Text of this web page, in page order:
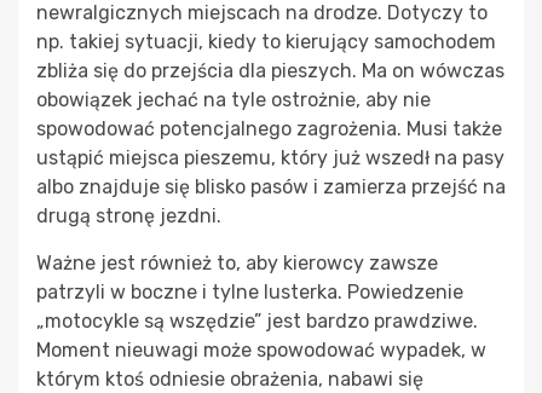
newralgicznych miejscach na drodze. Dotyczy to
np. takiej sytuacji, kiedy to kierujący samochodem
zbliża się do przejścia dla pieszych. Ma on wówczas
obowiązek jechać na tyle ostrożnie, aby nie
spowodować potencjalnego zagrożenia. Musi także
ustąpić miejsca pieszemu, który już wszedł na pasy
albo znajduje się blisko pasów i zamierza przejść na
drugą stronę jezdni.
Ważne jest również to, aby kierowcy zawsze
patrzyli w boczne i tylne lusterka. Powiedzenie
„motocykle są wszędzie” jest bardzo prawdziwe.
Moment nieuwagi może spowodować wypadek, w
którym ktoś odniesie obrażenia, nabawi się